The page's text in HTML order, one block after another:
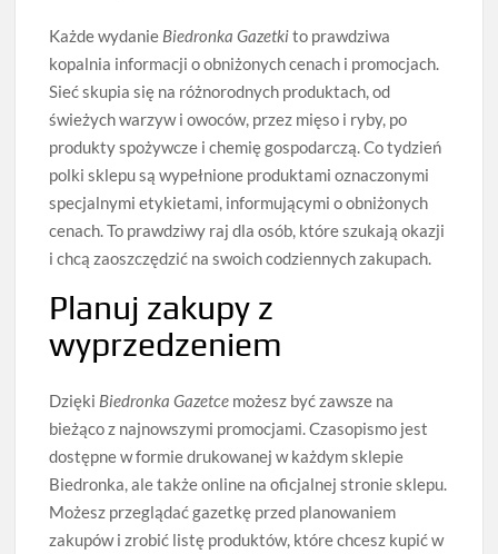
Każde wydanie Biedronka Gazetkito prawdziwa
kopalnia informacji o obniżonych cenach i promocjach.
Sieć skupia się na różnorodnych produktach, od
świeżych warzyw i owoców, przez mięso i ryby, po
produkty spożywcze i chemię gospodarczą. Co tydzień
polki sklepu są wypełnione produktami oznaczonymi
specjalnymi etykietami, informującymi o obniżonych
cenach. To prawdziwy raj dla osób, które szukają okazji
i chcą zaoszczędzić na swoich codziennych zakupach.
Planuj zakupy z
wyprzedzeniem
Dzięki Biedronka Gazetce możesz być zawsze na
bieżąco z najnowszymi promocjami. Czasopismo jest
dostępne w formie drukowanej w każdym sklepie
Biedronka, ale także online na oficjalnej stronie sklepu.
Możesz przeglądać gazetkę przed planowaniem
zakupów i zrobić listę produktów, które chcesz kupić w